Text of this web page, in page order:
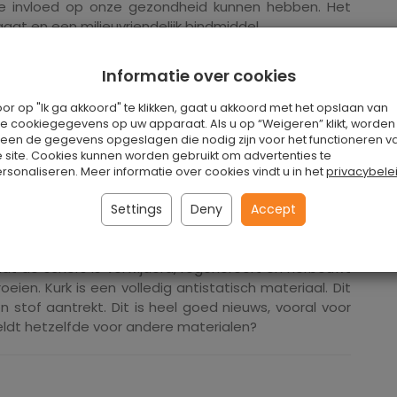
op onze gezondheid kunnen hebben. Het
en een milieuvriendelijk bindmiddel.
van het Middellandse Zeegebied halen het uit
product op de markt is. De productie is
is het volledig neutraal voor het menselijk lichaam
van andere synthetische bases.
zonder de boom te beschadigen. Een paar of
stam gestript en verder verwerkt. Deze procedure
de schors is verwijderd, regenereert en herbouwt
Kurk is een volledig antistatisch materiaal. Dit
aantrekt. Dit is heel goed nieuws, vooral voor
hetzelfde voor andere materialen?
Informatie over cookies
op "Ik ga akkoord" te klikken, gaat u akkoord met het opslaan van
cookiegegevens op uw apparaat. Als u op “Weigeren” klikt, worden
de gegevens opgeslagen die nodig zijn voor het functioneren
site. Cookies kunnen worden gebruikt om advertenties te
Meer informatie over cookies vindt u in het
Settings Deny Accept